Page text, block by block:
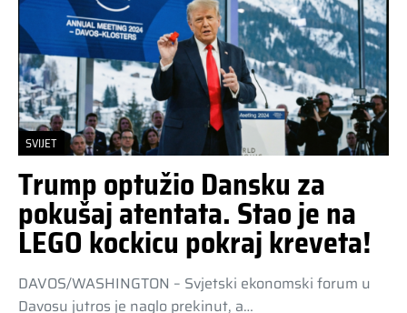
SVIJET
Trump optužio Dansku za
pokušaj atentata. Stao je na
LEGO kockicu pokraj kreveta!
DAVOS/WASHINGTON – Svjetski ekonomski forum u
Davosu jutros je naglo prekinut, a…